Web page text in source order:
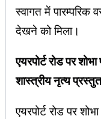
स्वागत में पारम्परिक
देखने को मिला।
एयरपोर्ट रोड पर
शास्त्रीय नृत्य
एयरपोर्ट रोड पर